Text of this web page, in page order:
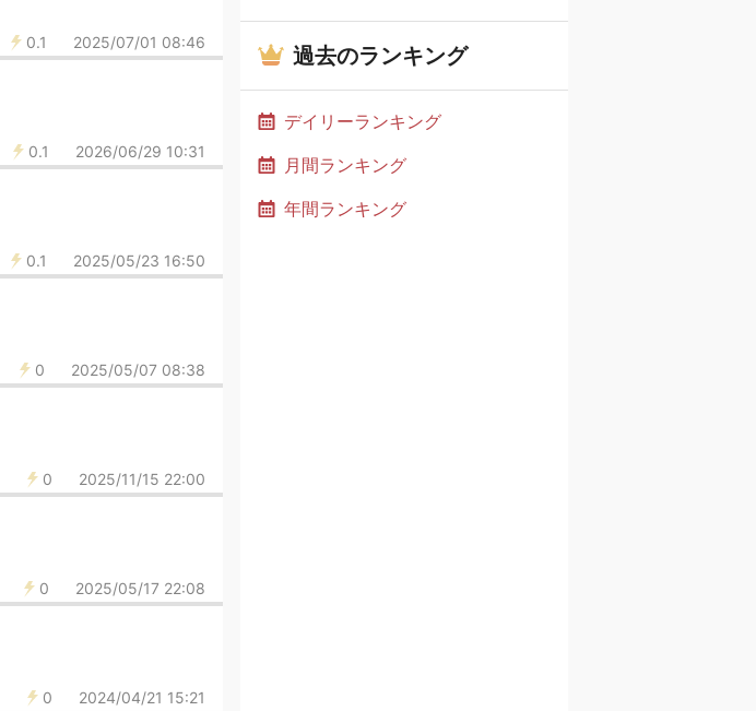
0.1 2025/07/01 08:46
0.1 2026/06/29 10:31
0.1 2025/05/23 16:50
0 2025/05/07 08:38
0 2025/11/15 22:00
0 2025/05/17 22:08
0 2024/04/21 15:21
過去のランキング
デイリーランキング
月間ランキング
年間ランキング